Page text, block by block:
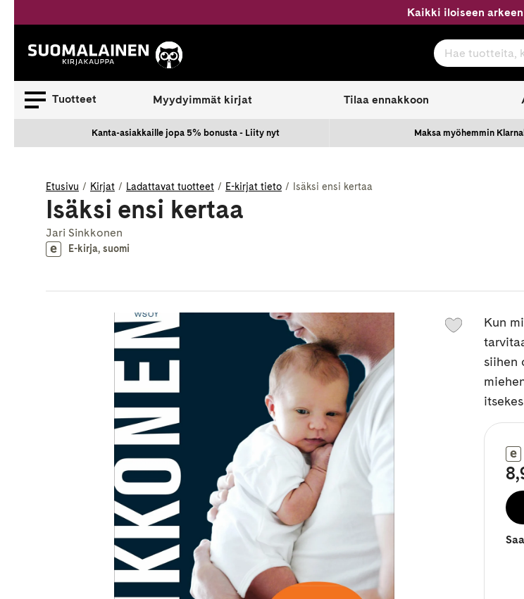
sisältöön
Kaikki iloiseen arkeen
Suomalainen.com Hae tuotteita,
Tuotteet Myydyimmät kirjat Tilaa ennakkoon
Kanta-asiakkaille jopa 5% bonusta - Liity nyt Maksa myöhemmin
Etusivu Kirjat Ladattavat tuotteet E-kirjat tieto Isäksi ensi kertaa
Isäksi ensi kertaa
Jari Sinkkonen
E-kirja, suomi
Kun
siihen